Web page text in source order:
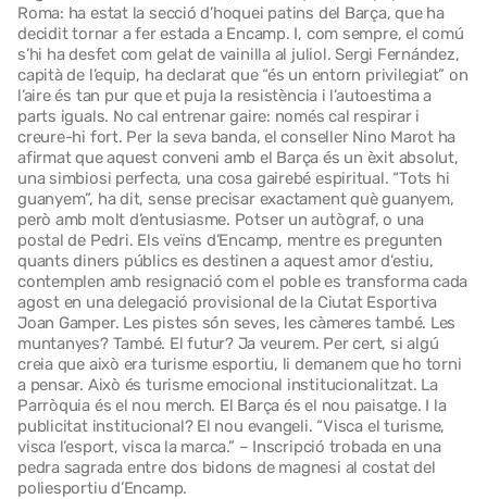
Roma: ha estat la secció d’hoquei patins del Barça, que ha
decidit tornar a fer estada a Encamp. I, com sempre, el comú
s’hi ha desfet com gelat de vainilla al juliol. Sergi Fernández,
capità de l’equip, ha declarat que “és un entorn privilegiat” on
l’aire és tan pur que et puja la resistència i l’autoestima a
parts iguals. No cal entrenar gaire: només cal respirar i
creure-hi fort. Per la seva banda, el conseller Nino Marot ha
afirmat que aquest conveni amb el Barça és un èxit absolut,
una simbiosi perfecta, una cosa gairebé espiritual. “Tots hi
guanyem”, ha dit, sense precisar exactament què guanyem,
però amb molt d’entusiasme. Potser un autògraf, o una
postal de Pedri. Els veïns d’Encamp, mentre es pregunten
quants diners públics es destinen a aquest amor d’estiu,
contemplen amb resignació com el poble es transforma cada
agost en una delegació provisional de la Ciutat Esportiva
Joan Gamper. Les pistes són seves, les càmeres també. Les
muntanyes? També. El futur? Ja veurem. Per cert, si algú
creia que això era turisme esportiu, li demanem que ho torni
a pensar. Això és turisme emocional institucionalitzat. La
Parròquia és el nou merch. El Barça és el nou paisatge. I la
publicitat institucional? El nou evangeli. “Visca el turisme,
visca l’esport, visca la marca.” – Inscripció trobada en una
pedra sagrada entre dos bidons de magnesi al costat del
poliesportiu d’Encamp.